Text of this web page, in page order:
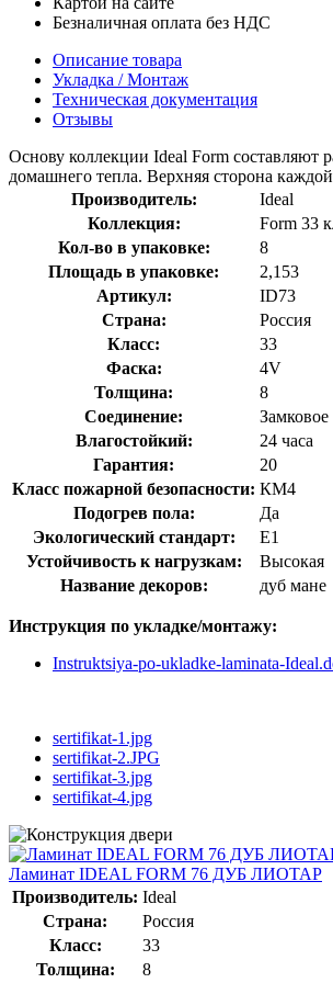
Безналичная оплата без НДС
Описание товара
Укладка / Монтаж
Техническая документация
Отзывы
Основу коллекции Ideal Form составляют
домашнего тепла. Верхняя сторона
Производитель:
Ideal
Коллекция:
Form 33
Кол-во в упаковке:
8
Площадь в упаковке:
2,153
Артикул:
ID73
Страна:
Россия
Класс:
33
Фаска:
4V
Толщина:
8
Соединение:
Замковое
Влагостойкий:
24 часа
Гарантия:
20
Класс пожарной безопасности: КМ4
Подогрев пола:
Да
Экологический стандарт:
E1
Устойчивость к нагрузкам:
Высокая
Название декоров:
дуб мане
Инструкция по укладке/монтажу:
Instruktsiya-po-ukladke-laminata-
sertifikat-1.jpg
sertifikat-2.JPG
sertifikat-3.jpg
sertifikat-4.jpg
Ламинат IDEAL FORM 76 ДУБ ЛИОТАР
Производитель: Ideal
Страна:
Россия
Класс:
33
Толщина:
8